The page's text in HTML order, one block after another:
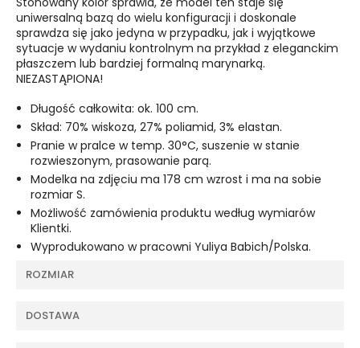
uniwersalną bazą do wielu konfiguracji i doskonale
sprawdza się jako jedyna w przypadku, jak i wyjątkowe
sytuacje w wydaniu kontrolnym na przykład z eleganckim
płaszczem lub bardziej formalną marynarką.
NIEZASTĄPIONA!
Długość całkowita: ok. 100 cm.
Skład: 70% wiskoza, 27% poliamid, 3% elastan.
Pranie w pralce w temp. 30°C, suszenie w stanie
rozwieszonym, prasowanie parą.
Modelka na zdjęciu ma 178 cm wzrost i ma na sobie
rozmiar S.
Możliwość zamówienia produktu według wymiarów
Klientki.
Wyprodukowano w pracowni Yuliya Babich/Polska.
ROZMIAR
DOSTAWA